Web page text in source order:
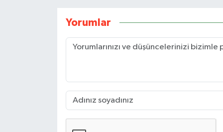
Yorumlar